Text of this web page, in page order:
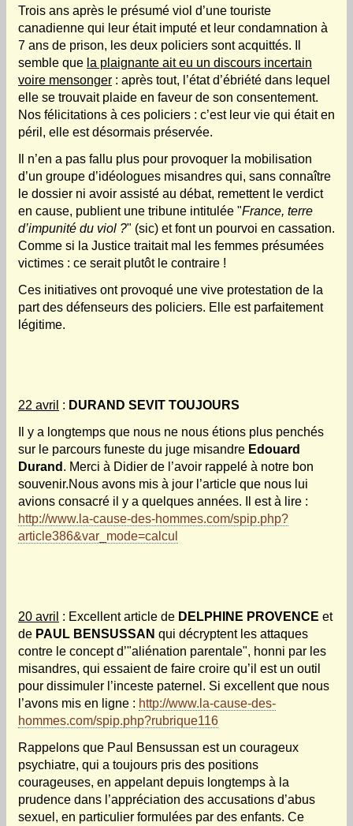
Trois ans après le présumé viol d’une touriste
canadienne qui leur était imputé et leur condamnation à
7 ans de prison, les deux policiers sont acquittés. Il
semble que la plaignante ait eu un discours incertain
voire mensonger : après tout, l’état d’ébriété dans lequel
elle se trouvait plaide en faveur de son consentement.
Nos félicitations à ces policiers : c’est leur vie qui était en
péril, elle est désormais préservée.
Il n’en a pas fallu plus pour provoquer la mobilisation
d’un groupe d’idéologues misandres qui, sans connaître
le dossier ni avoir assisté au débat, remettent le verdict
en cause, publient une tribune intitulée "France, terre
d’impunité du viol ?" (sic) et font un pourvoi en cassation.
Comme si la Justice traitait mal les femmes présumées
victimes : ce serait plutôt le contraire !
Ces initiatives ont provoqué une vive protestation de la
part des défenseurs des policiers. Elle est parfaitement
légitime.
22 avril : DURAND SEVIT TOUJOURS
Il y a longtemps que nous ne nous étions plus penchés
sur le parcours funeste du juge misandre Edouard
Durand . Merci à Didier de l’avoir rappelé à notre bon
souvenir.Nous avons mis à jour l’article que nous lui
avions consacré il y a quelques années. Il est à lire :
http://www.la-cause-des-hommes.com/spip.php?
article386&var_mode=calcul
20 avril : Excellent article de DELPHINE PROVENCE et
de PAUL BENSUSSAN qui décryptent les attaques
contre le concept d’"aliénation parentale", honni par les
misandres, qui essaient de faire croire qu’il est un outil
pour dissimuler l’inceste paternel. Si excellent que nous
l’avons mis en ligne : http://www.la-cause-des-
hommes.com/spip.php?rubrique116
Rappelons que Paul Bensussan est un courageux
psychiatre, qui a toujours pris des positions
courageuses, en appelant depuis longtemps à la
prudence dans l’appréciation des accusations d’abus
sexuel, en particulier formulées par des enfants. Ce